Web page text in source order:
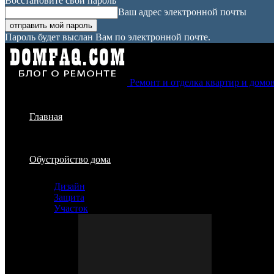
Ваш адрес электронной почты
Пароль будет выслан Вам по электронной почте.
Ремонт и отделка квартир и
Главная
Обустройство дома
Дизайн
Защита
Участок